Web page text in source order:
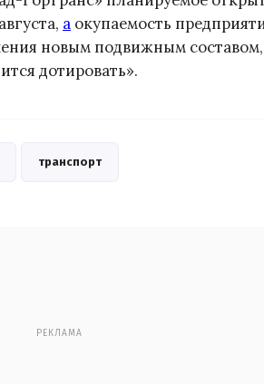
а окупаемость
новым подвижным составом,
дотировать».
транспорт
РЕКЛАМА